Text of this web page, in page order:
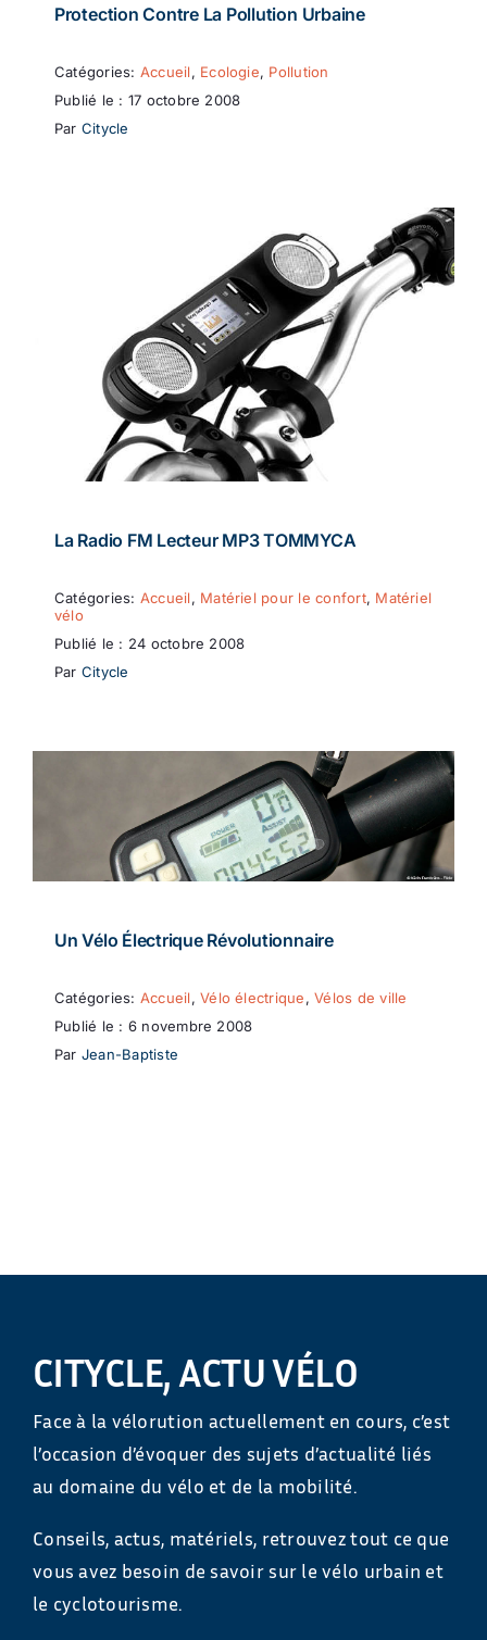
Protection Contre La Pollution Urbaine
Catégories: Accueil, Ecologie, Pollution
Publié le : 17 octobre 2008
Par Citycle
La Radio FM Lecteur MP3 TOMMYCA
Catégories: Accueil, Matériel pour le confort, Matériel
vélo
Publié le : 24 octobre 2008
Par Citycle
Un Vélo Électrique Révolutionnaire
Catégories: Accueil,Vélo électrique,Vélos de ville
Publié le : 6 novembre 2008
Par Jean-Baptiste
CITYCLE, ACTU VÉLO
Face à la vélorution actuellement en cours, c’est
l’occasion d’évoquer des sujets d’actualité liés
au domaine du vélo et de la mobilité.
Conseils, actus, matériels, retrouvez tout ce que
vous avez besoin de savoir sur le vélo urbain et
le cyclotourisme.